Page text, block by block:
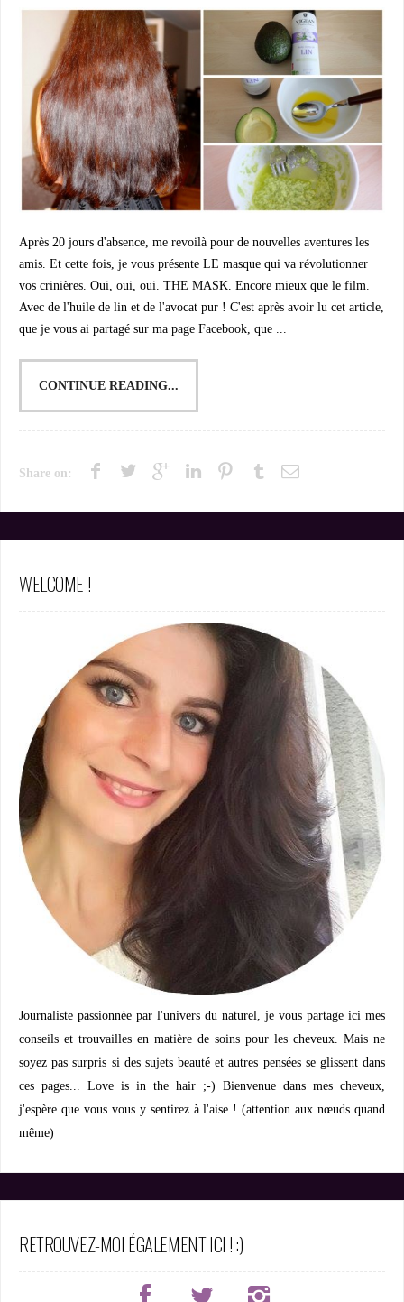
Après 20 jours d'absence, me revoilà pour de nouvelles aventures les
amis. Et cette fois, je vous présente LE masque qui va révolutionner
vos crinières. Oui, oui, oui. THE MASK. Encore mieux que le film.
Avec de l'huile de lin et de l'avocat pur ! C'est après avoir lu cet article,
que je vous ai partagé sur ma page Facebook, que ...
CONTINUE READING...
Share on:
WELCOME !
Journaliste passionnée par l'univers du naturel, je vous partage ici mes
conseils et trouvailles en matière de soins pour les cheveux. Mais ne
soyez pas surpris si des sujets beauté et autres pensées se glissent dans
ces pages... Love is in the hair ;-) Bienvenue dans mes cheveux,
j'espère que vous vous y sentirez à l'aise ! (attention aux nœuds quand
même)
RETROUVEZ-MOI ÉGALEMENT ICI ! :)